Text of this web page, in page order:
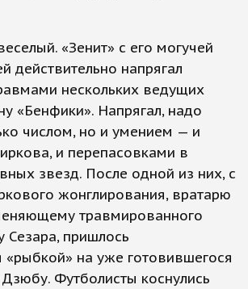
«Зенит» с его могучей
действительно напрягал
нескольких ведущих
«Бенфики». Напрягал, надо
числом, но и умением — и
и перепасовками в
звезд. После одной из них, с
жонглирования, вратарю
травмированного
Сезара, пришлось
«рыбкой» на уже готовившегося
Дзюбу. Футболисты коснулись